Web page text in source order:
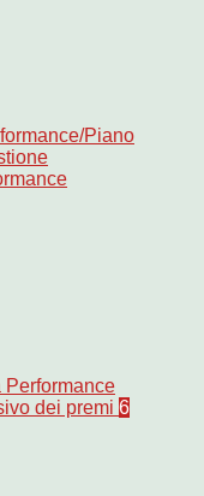
Piano
dei premi 6